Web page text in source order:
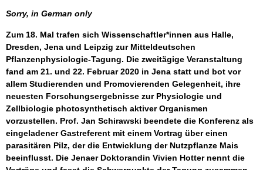
Sorry, in German only
Zum 18. Mal trafen sich Wissenschaftler*innen aus Halle,
Dresden, Jena und Leipzig zur Mitteldeutschen
Pflanzenphysiologie-Tagung. Die zweitägige Veranstaltung
fand am 21. und 22. Februar 2020 in Jena statt und bot vor
allem Studierenden und Promovierenden Gelegenheit, ihre
neuesten Forschungsergebnisse zur Physiologie und
Zellbiologie photosynthetisch aktiver Organismen
vorzustellen. Prof. Jan Schirawski beendete die Konferenz als
eingeladener Gastreferent mit einem Vortrag über einen
parasitären Pilz, der die Entwicklung der Nutzpflanze Mais
beeinflusst. Die Jenaer Doktorandin Vivien Hotter nennt die